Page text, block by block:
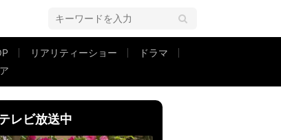
リアリティーショー
ドラマ
レビ放送中